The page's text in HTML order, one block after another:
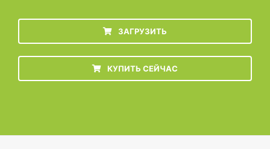
ЗАГРУЗИТЬ
КУПИТЬ СЕЙЧАС